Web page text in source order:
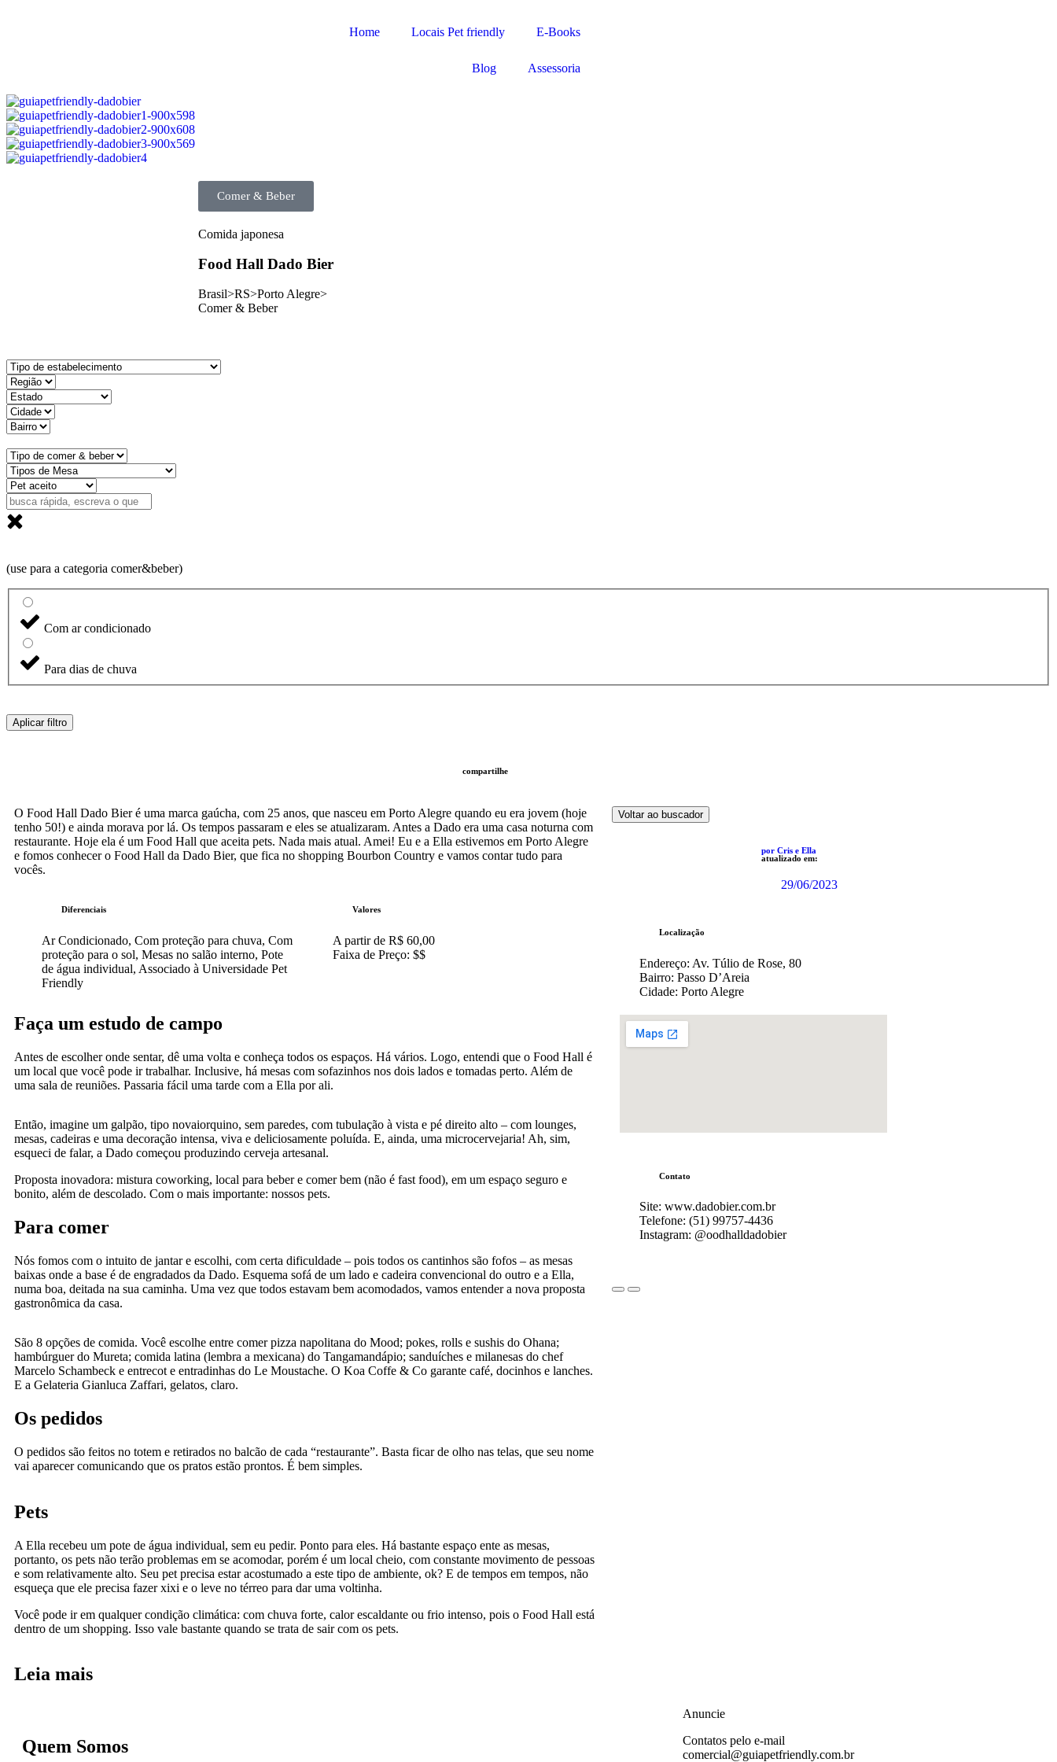
Home Locais Pet friendly E-Books
Blog Assessoria
Comer & Beber
Comida japonesa
Food Hall Dado Bier
Brasil>RS>Porto Alegre>
Comer & Beber
(use para a categoria comer&beber)
Com ar condicionado
Para dias de chuva
Aplicar filtro
compartilhe
O Food Hall Dado Bier é uma marca gaúcha, com 25 anos, que nasceu em Porto Alegre quando eu era jovem (hoje
tenho 50!) e ainda morava por lá. Os tempos passaram e eles se atualizaram. Antes a Dado era uma casa noturna com
restaurante. Hoje ela é um Food Hall que aceita pets. Nada mais atual. Amei! Eu e a Ella estivemos em Porto Alegre
e fomos conhecer o Food Hall da Dado Bier, que fica no shopping Bourbon Country e vamos contar tudo para
vocês.
Diferenciais
Ar Condicionado, Com proteção para chuva, Com
proteção para o sol, Mesas no salão interno, Pote
de água individual, Associado à Universidade Pet
Friendly
Valores
A partir de R$ 60,00
Faixa de Preço: $$
Faça um estudo de campo
Antes de escolher onde sentar, dê uma volta e conheça todos os espaços. Há vários. Logo, entendi que o Food Hall é
um local que você pode ir trabalhar. Inclusive, há mesas com sofazinhos nos dois lados e tomadas perto. Além de
uma sala de reuniões. Passaria fácil uma tarde com a Ella por ali.
Então, imagine um galpão, tipo novaiorquino, sem paredes, com tubulação à vista e pé direito alto – com lounges,
mesas, cadeiras e uma decoração intensa, viva e deliciosamente poluída. E, ainda, uma microcervejaria! Ah, sim,
esqueci de falar, a Dado começou produzindo cerveja artesanal.
Proposta inovadora: mistura coworking, local para beber e comer bem (não é fast food), em um espaço seguro e
bonito, além de descolado. Com o mais importante: nossos pets.
Para comer
Nós fomos com o intuito de jantar e escolhi, com certa dificuldade – pois todos os cantinhos são fofos – as mesas
baixas onde a base é de engradados da Dado. Esquema sofá de um lado e cadeira convencional do outro e a Ella,
numa boa, deitada na sua caminha. Uma vez que todos estavam bem acomodados, vamos entender a nova proposta
gastronômica da casa.
São 8 opções de comida. Você escolhe entre comer pizza napolitana do Mood; pokes, rolls e sushis do Ohana;
hambúrguer do Mureta; comida latina (lembra a mexicana) do Tangamandápio; sanduíches e milanesas do chef
Marcelo Schambeck e entrecot e entradinhas do Le Moustache. O Koa Coffe & Co garante café, docinhos e lanches.
E a Gelateria Gianluca Zaffari, gelatos, claro.
Os pedidos
O pedidos são feitos no totem e retirados no balcão de cada “restaurante”. Basta ficar de olho nas telas, que seu nome
vai aparecer comunicando que os pratos estão prontos. É bem simples.
Pets
A Ella recebeu um pote de água individual, sem eu pedir. Ponto para eles. Há bastante espaço ente as mesas,
portanto, os pets não terão problemas em se acomodar, porém é um local cheio, com constante movimento de pessoas
e som relativamente alto. Seu pet precisa estar acostumado a este tipo de ambiente, ok? E de tempos em tempos, não
esqueça que ele precisa fazer xixi e o leve no térreo para dar uma voltinha.
Você pode ir em qualquer condição climática: com chuva forte, calor escaldante ou frio intenso, pois o Food Hall está
dentro de um shopping. Isso vale bastante quando se trata de sair com os pets.
Voltar ao buscador
por Cris e Ella
atualizado em:
29/06/2023
Localização
Endereço: Av. Túlio de Rose, 80
Bairro: Passo D’Areia
Cidade: Porto Alegre
Contato
Site: www.dadobier.com.br
Telefone: (51) 99757-4436
Instagram: @oodhalldadobier
Leia mais
Quem Somos
Anuncie
Contatos pelo e-mail
comercial@guiapetfriendly.com.br